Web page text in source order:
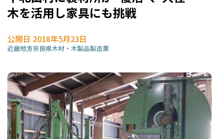
木を活用し家具にも挑戦
公開日 2018年5月23日
近畿地方奈良県木材・木製品製造業